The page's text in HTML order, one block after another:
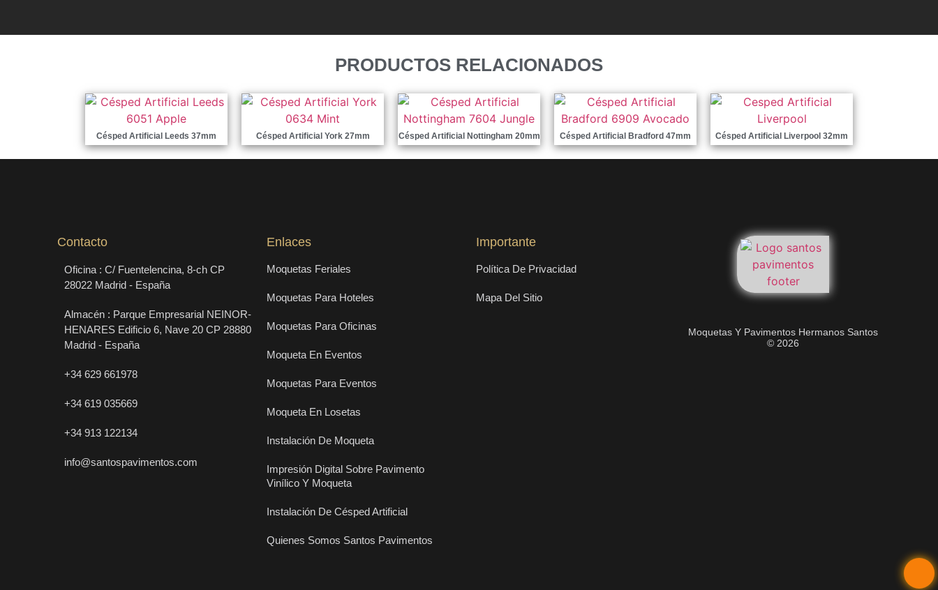
PRODUCTOS RELACIONADOS
Césped Artificial Leeds 37mm Césped Artificial York 27mm Césped Artificial Nottingham 20mm Césped Artificial Bradford 47mm Césped Artificial Liverpool 32mm
Contacto
Oficina : C/ Fuentelencina, 8-ch CP
28022 Madrid - España
Almacén : Parque Empresarial NEINOR-
HENARES Edificio 6, Nave 20 CP 28880
Madrid - España
+34 629 661978
+34 619 035669
+34 913 122134
info@santospavimentos.com
Enlaces
Moquetas Feriales
Moquetas Para Hoteles
Moquetas Para Oficinas
Moqueta En Eventos
Moquetas Para Eventos
Moqueta En Losetas
Instalación De Moqueta
Impresión Digital Sobre Pavimento
Vinílico Y Moqueta
Instalación De Césped Artificial
Quienes Somos Santos Pavimentos
Importante
Política De Privacidad
Mapa Del Sitio
Moquetas Y Pavimentos Hermanos Santos
© 2026